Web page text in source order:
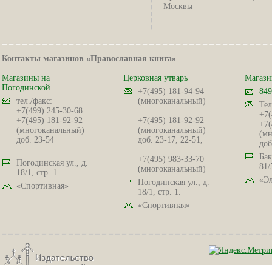
Москвы
Контакты магазинов «Православная книга»
Магазины на
Погодинской
тел./факс:
+7(499) 245-30-68
+7(495) 181-92-92
(многоканальный)
доб. 23-54
Погодинская ул., д.
18/1, стр. 1.
«Спортивная»
Церковная утварь
+7(495) 181-94-94
(многоканальный)
+7(495) 181-92-92
(многоканальный)
доб. 23-17, 22-51,
+7(495) 983-33-70
(многоканальный)
Погодинская ул., д.
18/1, стр. 1.
«Спортивная»
81/